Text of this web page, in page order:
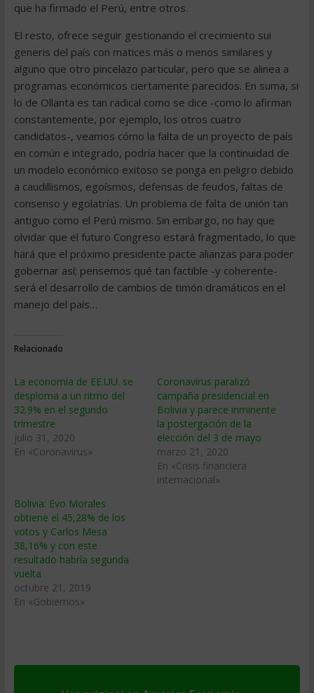
que ha firmado el Perú, entre otros.
El resto, ofrece seguir gestionando el crecimiento sui
generis del país con matices más o menos similares y
alguno que otro pincelazo particular, pero que se alinea a
programas económicos ciertamente parecidos. En suma, si
lo de Ollanta es tan radical como se dice -como lo afirman
constantemente, por ejemplo, los otros cuatro
candidatos-, veamos cómo la falta de un proyecto de país
en común e integrado, podría hacer que la continuidad de
un modelo económico exitoso se ponga en peligro debido
a caudillismos, egoísmos, defensas de feudos, faltas de
consenso y egolatrías. Un problema de falta de unión tan
antiguo como el Perú mismo. Sin embargo, no hay que
olvidar que el futuro Congreso estará fragmentado, lo que
hará que el próximo presidente pacte alianzas para poder
gobernar así; pensemos qué tan factible -y coherente-
será el desarrollo de cambios de timón dramáticos en el
manejo del país…
Relacionado
La economía de EE.UU. se
desploma a un ritmo del
32.9% en el segundo
trimestre
julio 31, 2020
En «Coronavirus»
Coronavirus paralizó
campaña presidencial en
Bolivia y parece inminente
la postergación de la
elección del 3 de mayo
marzo 21, 2020
En «Crisis financiera
internacional»
Bolivia: Evo Morales
obtiene el 45,28% de los
votos y Carlos Mesa
38,16% y con este
resultado habría segunda
vuelta
octubre 21, 2019
En «Gobiernos»